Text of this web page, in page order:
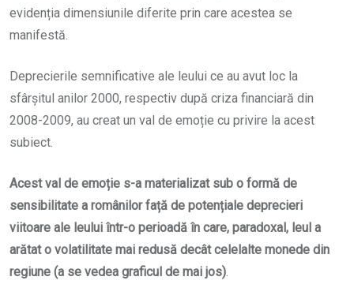
evidenția dimensiunile diferite prin care acestea se
manifestă.
Deprecierile semnificative ale leului ce au avut loc la
sfârșitul anilor 2000, respectiv după criza financiară din
2008-2009, au creat un val de emoție cu privire la acest
subiect.
Acest val de emoție s-a materializat sub o formă de
sensibilitate a românilor față de potențiale deprecieri
viitoare ale leului într-o perioadă în care, paradoxal, leul a
arătat o volatilitate mai redusă decât celelalte monede din
regiune (a se vedea graficul de mai jos).